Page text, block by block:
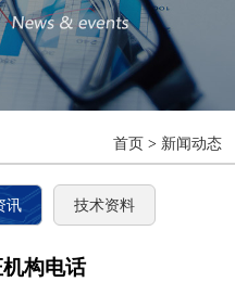
首页 > 新闻动态
讯 技术资料
构电话